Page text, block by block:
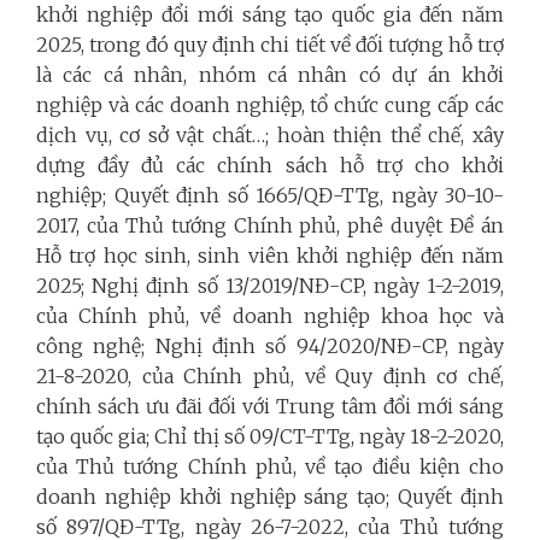
khởi nghiệp đổi mới sáng tạo quốc gia đến năm
2025, trong đó quy định chi tiết về đối tượng hỗ trợ
là các cá nhân, nhóm cá nhân có dự án khởi
nghiệp và các doanh nghiệp, tổ chức cung cấp các
dịch vụ, cơ sở vật chất…; hoàn thiện thể chế, xây
dựng đầy đủ các chính sách hỗ trợ cho khởi
nghiệp; Quyết định số 1665/QĐ-TTg, ngày 30-10-
2017, của Thủ tướng Chính phủ, phê duyệt Đề án
Hỗ trợ học sinh, sinh viên khởi nghiệp đến năm
2025; Nghị định số 13/2019/NĐ-CP, ngày 1-2-2019,
của Chính phủ, về doanh nghiệp khoa học và
công nghệ; Nghị định số 94/2020/NĐ-CP, ngày
21-8-2020, của Chính phủ, về Quy định cơ chế,
chính sách ưu đãi đối với Trung tâm đổi mới sáng
tạo quốc gia; Chỉ thị số 09/CT-TTg, ngày 18-2-2020,
của Thủ tướng Chính phủ, về tạo điều kiện cho
doanh nghiệp khởi nghiệp sáng tạo; Quyết định
số 897/QĐ-TTg, ngày 26-7-2022, của Thủ tướng